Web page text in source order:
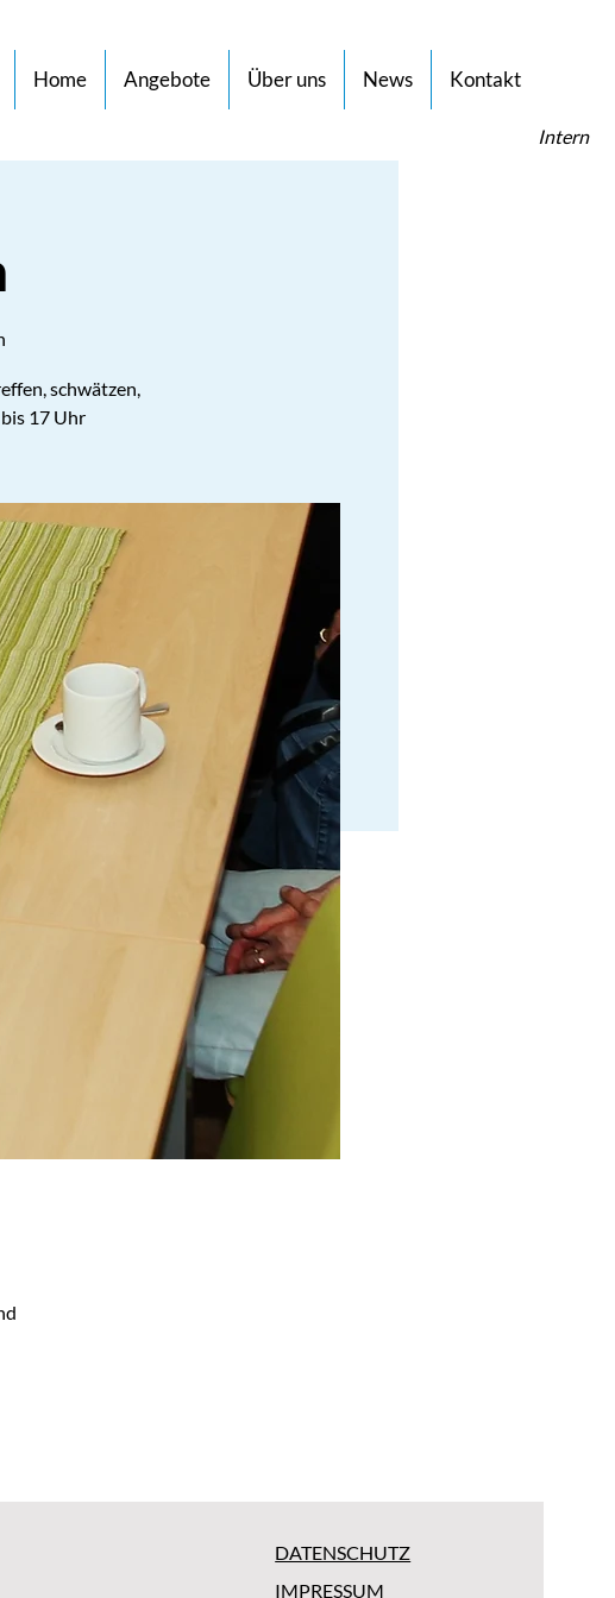
Home Angebote Über uns News Kontakt
Intern
schwätzen,
17 Uhr
DATENSCHUTZ
IMPRESSUM